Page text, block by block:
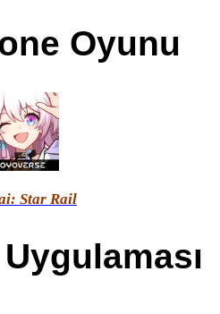
Oyunu
Star Rail
Uygulaması